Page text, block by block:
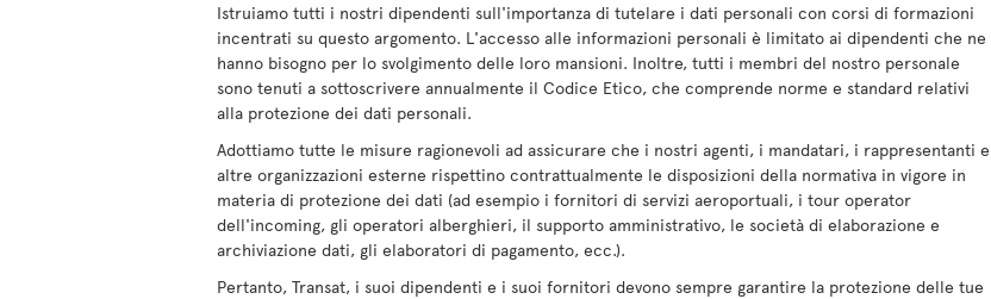
Istruiamo tutti i nostri dipendenti sull'importanza di tutelare i dati personali con corsi di formazioni
incentrati su questo argomento. L'accesso alle informazioni personali è limitato ai dipendenti che ne
hanno bisogno per lo svolgimento delle loro mansioni. Inoltre, tutti i membri del nostro personale
sono tenuti a sottoscrivere annualmente il Codice Etico, che comprende norme e standard relativi
alla protezione dei dati personali.
Adottiamo tutte le misure ragionevoli ad assicurare che i nostri agenti, i mandatari, i rappresentanti e
altre organizzazioni esterne rispettino contrattualmente le disposizioni della normativa in vigore in
materia di protezione dei dati (ad esempio i fornitori di servizi aeroportuali, i tour operator
dell'incoming, gli operatori alberghieri, il supporto amministrativo, le società di elaborazione e
archiviazione dati, gli elaboratori di pagamento, ecc.).
Pertanto, Transat, i suoi dipendenti e i suoi fornitori devono sempre garantire la protezione delle tue